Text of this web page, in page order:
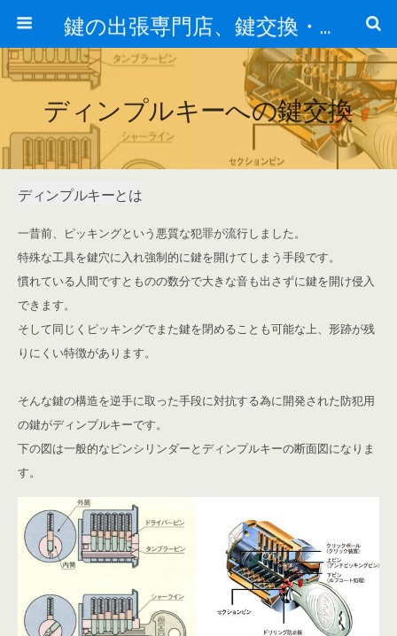
鍵の出張専門店、鍵交換・修理が格安料金/東京・埼玉・さいたま市
ディンプルキーへの鍵交換
ディンプルキーとは
一昔前、ピッキングという悪質な犯罪が流行しました。
特殊な工具を鍵穴に入れ強制的に鍵を開けてしまう手段です。
慣れている人間ですとものの数分で大きな音も出さずに鍵を開け侵入
できます。
そして同じくピッキングでまた鍵を閉めることも可能な上、形跡が残
りにくい特徴があります。
そんな鍵の構造を逆手に取った手段に対抗する為に開発された防犯用
の鍵がディンプルキーです。
下の図は一般的なピンシリンダーとディンプルキーの断面図になりま
す。